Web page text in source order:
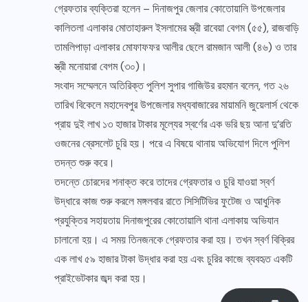
গ্রেফতার ব্যক্তিরা হলেন – দিনাজপুর জেলার কোতোয়ালি উপজেলার
কালিতলা এলাকার মোতাহারুল ইসলামের স্ত্রী রাবেয়া বেগম (৫৫), রাজবাড়ি
তামলিপাড়া এলাকার মোফাফফর আলীর ছেলে রামজান আলী (৪৬) ও তার
স্ত্রী মনোয়ারা বেগম (৩০)।
সংবাদ সম্মেলনে অতিরিক্ত পুলিশ সুপার গাজিউর রহমান বলেন, গত ২৬
তারিখ বিকেলে মহাদেবপুর উপজেলার মধ্যবাজারের মায়ামনি জুয়েলার্স থেকে
প্রায় দুই লাখ ১৩ হাজার টাকার মূল্যের স্বর্ণের এক ভরি ছয় আনা দু’রতি
ওজনের ব্রেসলেট চুরি হয়। পরে এ বিষয়ে থানায় অভিযোগ দিলে পুলিশ
তদন্ত শুরু করে।
তদন্তে চোরদের শনাক্ত করে তাদের গ্রেফতার ও চুরি যাওয়া স্বর্ণ
উদ্ধারে কাজ শুরু করলে মঙ্গলবার রাতে সিসিটিভির ফুটেজ ও আধুনিক
প্রযুক্তির সহায়তায় দিনাজপুরের কোতোয়ালি থানা এলাকায় অভিযান
চালানো হয়। এ সময় তিনজনকে গ্রেফতার করা হয়। তখন স্বর্ণ বিক্রির
এক লাখ ৫৯ হাজার টাকা উদ্ধার করা হয় এবং চুরির কাজে ব্যবহৃত একটি
প্রাইভেটকার জব্দ করা হয়।